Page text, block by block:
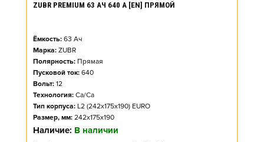
ZUBR PREMIUM 63 АЧ 640 А [EN] ПРЯМОЙ
Ёмкость: 63 Ач
Марка: ZUBR
Полярность: Прямая
Пусковой ток: 640
Вольт: 12
Технология: Ca/Ca
Тип корпуса: L2 (242x175x190) EURO
Размер, мм: 242x175x190
Наличие: В наличии